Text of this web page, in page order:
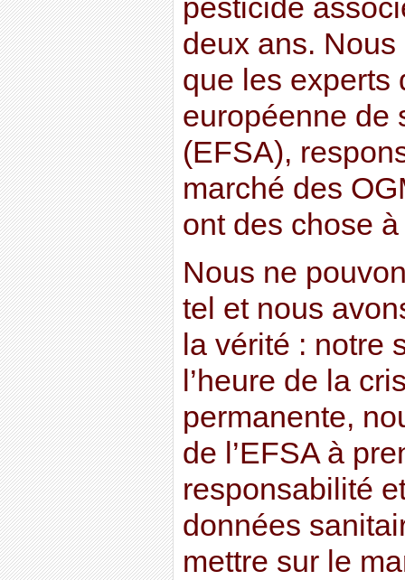
pesticide
deux ans. Nous
que les experts
européenne de
(EFSA),
marché des
ont des chose
Nous ne
tel et nous
la vérité : notre
l’heure de la
permanente,
de l’EFSA à
responsabilité
données
mettre sur le